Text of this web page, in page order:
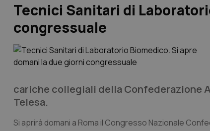
Tecnici Sanitari di
congressuale
cariche collegiali della Confederazione
Telesa.
Si aprirà domani a Roma il Congresso Nazionale